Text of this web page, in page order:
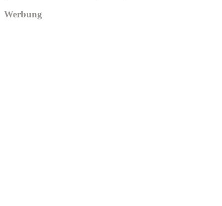
Werbung